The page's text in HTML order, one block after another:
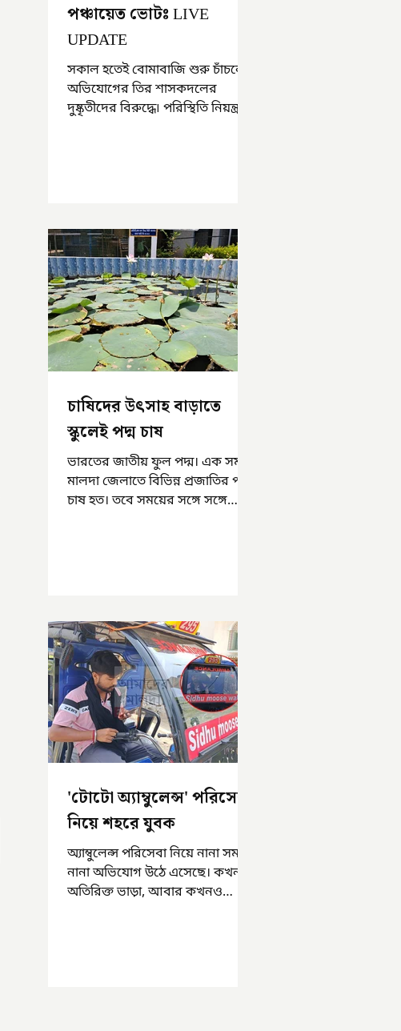
পঞ্চায়েত ভোটঃ LIVE
UPDATE
সকাল হতেই বোমাবাজি শুরু চাঁচলে৷
অভিযোগের তির শাসকদলের
দুষ্কৃতীদের বিরুদ্ধে৷ পরিস্থিতি নিয়ন্ত্রণে
চাষিদের উৎসাহ বাড়াতে
স্কুলেই পদ্ম চাষ
ভারতের জাতীয় ফুল পদ্ম। এক সময়
মালদা জেলাতে বিভিন্ন প্রজাতির পদ্ম
চাষ হত। তবে সময়ের সঙ্গে সঙ্গে
'টোটো অ্যাম্বুলেন্স' পরিসেবা
নিয়ে শহরে যুবক
অ্যাম্বুলেন্স পরিসেবা নিয়ে নানা সময়
নানা অভিযোগ উঠে এসেছে। কখনও
অতিরিক্ত ভাড়া, আবার কখনও